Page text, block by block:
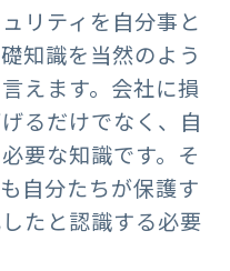
リティを自分事と
知識を当然のよう
えます。会社に損
るだけでなく、自
要な知識です。そ
自分たちが保護す
たと認識する必要